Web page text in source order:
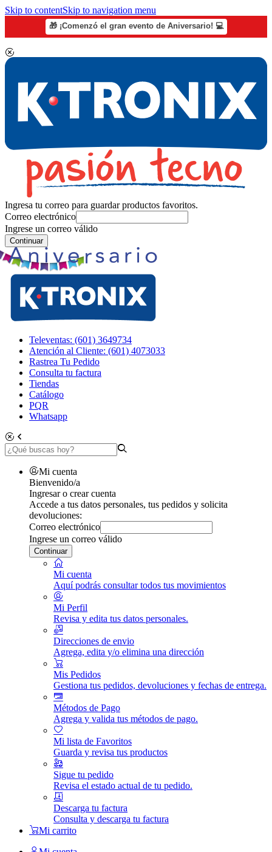
Skip to contentSkip to navigation menu
🎁 ¡Comenzó el gran evento de Aniversario! 💻
Ingresa tu correo para guardar productos favoritos.
Correo electrónico
Ingrese un correo válido
Continuar
Televentas: (601) 3649734
Atención al Cliente: (601) 4073033
Rastrea Tu Pedido
Consulta tu factura
Tiendas
Catálogo
PQR
Whatsapp
Mi cuenta
Bienvenido/a
Ingresar o crear cuenta
Accede a tus datos personales, tus pedidos y solicita
devoluciones:
Correo electrónico
Ingrese un correo válido
Continuar
Mi cuenta
Aquí podrás consultar todos tus movimientos
Mi Perfil
Revisa y edita tus datos personales.
Direcciones de envio
Agrega, edita y/o elimina una dirección
Mis Pedidos
Gestiona tus pedidos, devoluciones y fechas de entrega.
Métodos de Pago
Agrega y valida tus métodos de pago.
Mi lista de Favoritos
Guarda y revisa tus productos
Sigue tu pedido
Revisa el estado actual de tu pedido.
Descarga tu factura
Consulta y descarga tu factura
Mi carrito